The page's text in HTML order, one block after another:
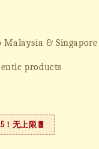
Malaysia & Singapore
products
！无上限🧧